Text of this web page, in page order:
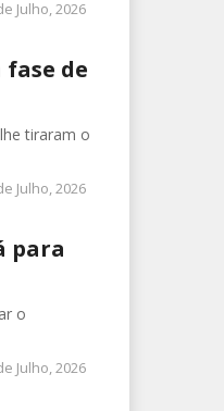
Julho, 2026
de
tiraram o
Julho, 2026
para
o
Julho, 2026